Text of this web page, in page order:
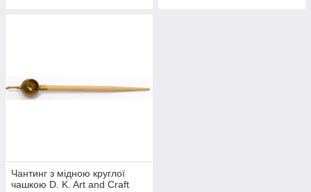
Чантинг з мідною круглої
чашкою D. K. Art and Craft